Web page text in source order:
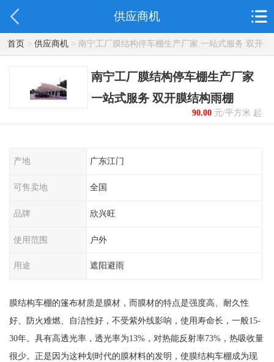
供应商机
首页> 供应商机> 南宁工厂膜结构停车棚生产厂家 一站式服务 双开
膜结构雨棚
南宁工厂膜结构停车棚生产厂家
一站式服务 双开膜结构雨棚
90.00元/平方米 起
产地 广东江门
可售卖地 全国
品牌 欣兴旺
使用范围 户外
用途 遮阳避雨
膜结构车棚的篷布材质是膜材，而膜材的特点是强度高、耐久性
好、防火难燃、自洁性好，不受紫外线影响，使用寿命长，一般15-
30年。具有高透光率，透光率为13%，对热能反射率73%，热吸收量
很少。正是因为这种划时代的膜材料的发明，使膜结构车棚成为现